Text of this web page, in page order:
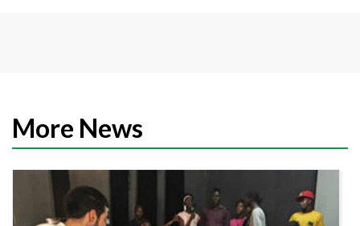
More News